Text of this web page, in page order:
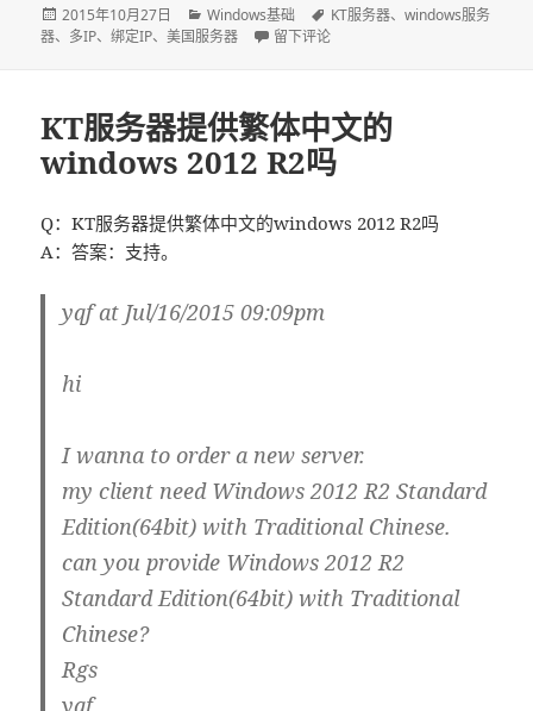
发
布
2015年10月27日
分
类
Windows基础
标
KT服务器、windows服务
器、 多IP、绑定IP、美国服务器 于windows服务器如何绑定多IP
留下评论
KT服务器提供繁体中文的
windows 2012 R2吗
Q：KT服务器提供繁体中文的windows 2012 R2吗
A：答案：支持。
yqf at Jul/16/2015 09:09pm
hi
I wanna to order a new server.
my client need Windows 2012 R2 Standard
Edition(64bit) with Traditional Chinese.
can you provide Windows 2012 R2
Standard Edition(64bit) with Traditional
Chinese?
Rgs
yqf